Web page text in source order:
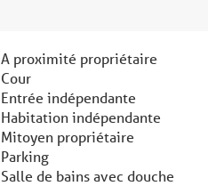
A proximité propriétaire
Cour
Entrée indépendante
Habitation indépendante
Mitoyen propriétaire
Parking
Salle de bains avec douche